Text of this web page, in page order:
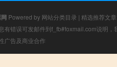
Powered by 网站分类目录 | 精选推荐文章
有错误可发邮件到f_fb#foxmail.com说明，
广告及商业合作